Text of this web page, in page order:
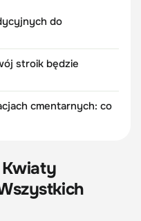
do
stroik będzie
cmentarnych: co